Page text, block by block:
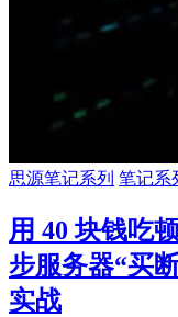
思源笔记系列 笔记系
用 40 块钱吃
步服务器“买
实战